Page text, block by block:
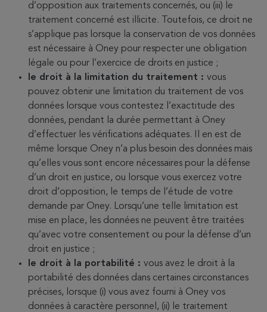
d’opposition aux traitements concernés, ou (iii) le
traitement concerné est illicite. Toutefois, ce droit ne
s’applique pas lorsque la conservation de vos données
est nécessaire à Oney pour respecter une obligation
légale ou pour l’exercice de droits en justice ;
le droit à la limitation du traitement : vous
pouvez obtenir une limitation du traitement de vos
données lorsque vous contestez l’exactitude des
données, pendant la durée permettant à Oney
d’effectuer les vérifications adéquates. Il en est de
même lorsque Oney n’a plus besoin des données mais
qu’elles vous sont encore nécessaires pour la défense
d’un droit en justice, ou lorsque vous exercez votre
droit d’opposition, le temps de l’étude de votre
demande par Oney. Lorsqu’une telle limitation est
mise en place, les données ne peuvent être traitées
qu’avec votre consentement ou pour la défense d’un
droit en justice ;
le droit à la portabilité : vous avez le droit à la
portabilité des données dans certaines circonstances
précises, lorsque (i) vous avez fourni à Oney vos
données à caractère personnel, (ii) le traitement